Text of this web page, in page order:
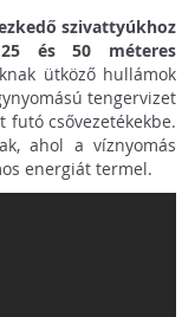
szivattyúkhoz
25 és 50 méteres
ütköző hullámok
tengervizet
futó csővezetékekbe.
ahol a víznyomás
energiát termel.